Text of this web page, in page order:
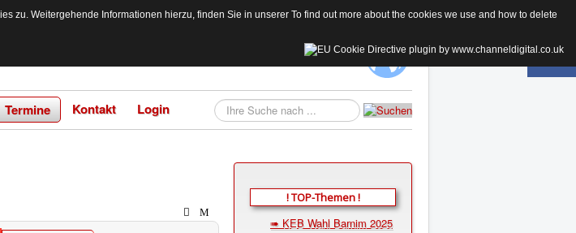
Termine Kontakt Login Suchen...
! TOP-Themen !
➠ KEB Wahl Barnim 2025
zu. Weitergehende Informationen hierzu, finden Sie in unserer To find out more about the cookies we use and how to delete